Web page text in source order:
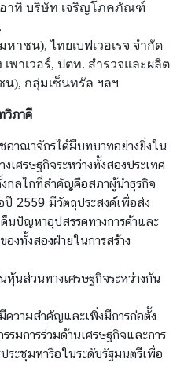
อาทิ บริษัท เจริญโภคภัณฑ์
าชน), ไทยเบฟเวอเรจ จำกัด
พาเวอร์, ปตท. สำรวจและผลิต
น), กลุ่มเซ็นทรัล ฯลฯ
วิภาคี
อาณาจักรได้มีบทบาทอย่างยิ่งใน
เศรษฐกิจระหว่างทั้งสองประเทศ
กลไกที่สำคัญคือสภาผู้นำธุรกิจ
2559 มีวัตถุประสงค์เพื่อส่ง
นปัญหาอุปสรรคทางการค้าและ
งทั้งสองฝ่ายในการสร้าง
นส่วนทางเศรษฐกิจระหว่างกัน
วามสำคัญและเพิ่งมีการก่อตั้ง
มการร่วมด้านเศรษฐกิจและการ
ระชุมหารือในระดับรัฐมนตรีเพื่อ